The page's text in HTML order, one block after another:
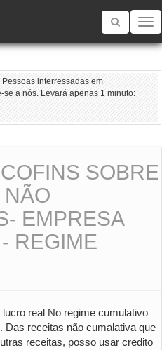
Toggle
interressadas em
a nós. Levará apenas 1 minuto:
SOBRE
EMPRESA
REGIME
real No regime cumulativo
Das receitas não cumalativa que
receitas, posso usar credito